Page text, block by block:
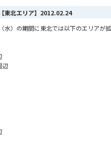
北エリア】 2012.02.24
）の期間に東北では以下のエリアが拡
辺